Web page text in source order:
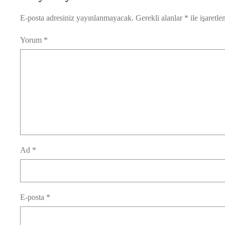
E-posta adresiniz yayınlanmayacak. Gerekli alanlar * ile
Yorum *
Ad *
E-posta *